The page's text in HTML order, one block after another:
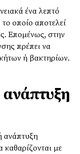
ένα λεπτό
οποίο αποτελεί
Επομένως, στην
πρέπει να
ή βακτηρίων.
ανάπτυξη
καθαρίζονται με